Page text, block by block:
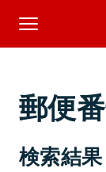
郵便
検索結果